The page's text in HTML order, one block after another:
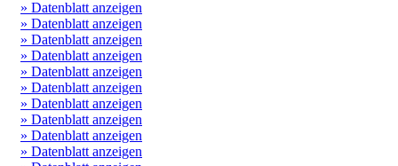
» Datenblatt anzeigen
» Datenblatt anzeigen
» Datenblatt anzeigen
» Datenblatt anzeigen
» Datenblatt anzeigen
» Datenblatt anzeigen
» Datenblatt anzeigen
» Datenblatt anzeigen
» Datenblatt anzeigen
» Datenblatt anzeigen